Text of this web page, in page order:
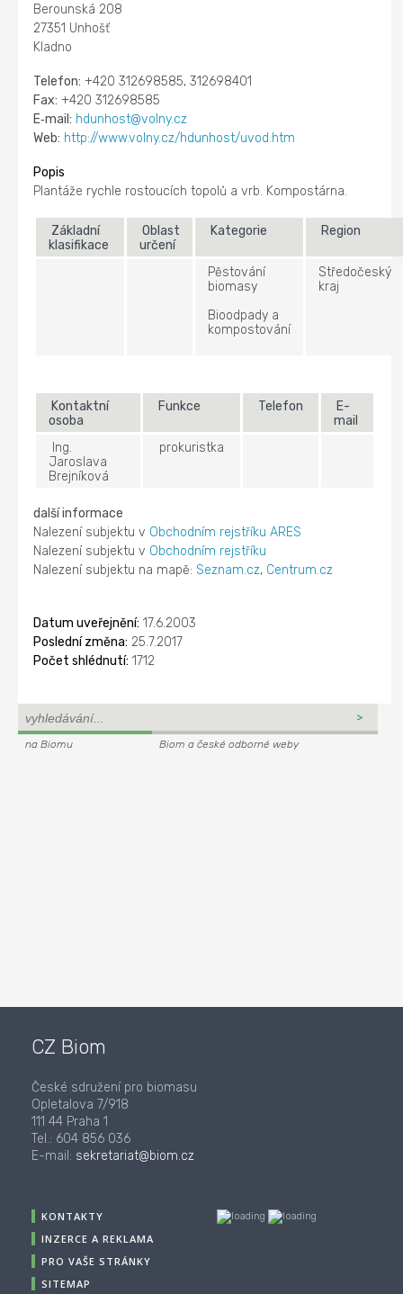
Berounská 208
27351 Unhošť
Kladno
Telefon: +420 312698585, 312698401
Fax: +420 312698585
E‑mail: hdunhost@volny.cz
Web: http://www.volny.cz/hdunhost/uvod.htm
Popis
Plantáže rychle rostoucích topolů a vrb. Kompostárna.
Základní
klasifikace
Oblast
určení
Kategorie Region
Pěstování
biomasy
Bioodpady a
kompostování
Středočeský
kraj
Kontaktní
osoba
Funkce Telefon
E-
mail
Ing.
Jaroslava
Brejníková
prokuristka
další informace
Nalezení subjektu v Obchodním rejstříku ARES
Nalezení subjektu v Obchodním rejstříku
Nalezení subjektu na mapě: Seznam.cz, Centrum.cz
Datum uveřejnění: 17.6.2003
Poslední změna: 25.7.2017
Počet shlédnutí: 1712
na Biomu Biom a české odborné weby
CZ Biom
České sdružení pro biomasu
Opletalova 7/918
111 44 Praha 1
Tel.: 604 856 036
E-mail: sekretariat@biom.cz
KONTAKTY
INZERCE A REKLAMA
PRO VAŠE STRÁNKY
SITEMAP